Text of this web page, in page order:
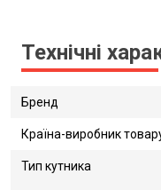
Технічні
Бренд
Країна-виробник
Тип кутника